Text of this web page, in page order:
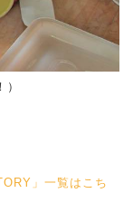
」一覧はこち